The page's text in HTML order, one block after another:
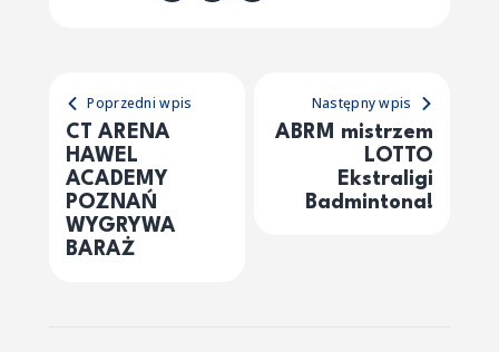
Poprzedni wpis
CT ARENA
HAWEL
ACADEMY
POZNAŃ
WYGRYWA
BARAŻ
Następny wpis
ABRM mistrzem
LOTTO
Ekstraligi
Badmintona!